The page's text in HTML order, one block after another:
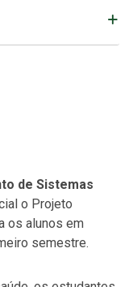
de Sistemas
o Projeto
os alunos em
semestre.